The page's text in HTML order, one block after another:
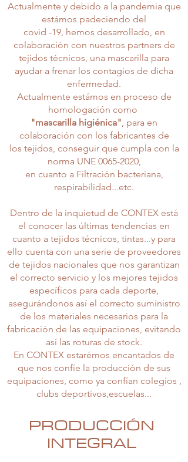
Actualmente y debido a la pandemia que
estámos padeciendo del
covid -19, hemos desarrollado, en
colaboración con nuestros partners de
tejidos técnicos, una mascarilla para
ayudar a frenar los contagios de dicha
enfermedad.
Actualmente estámos en proceso de
homologación como
"mascarilla higiénica", para en
colaboración con los fabricantes de
los tejidos, conseguir que cumpla con la
norma UNE 0065-2020,
en cuanto a Filtración bacteriana,
respirabilidad...etc.
Dentro de la inquietud de CONTEX está
el conocer las últimas tendencias en
cuanto a tejidos técnicos, tintas...y para
ello cuenta con una serie de proveedores
de tejidos nacionales que nos garantizan
el correcto servicio y los mejores tejidos
específicos para cada deporte,
asegurándonos así el correcto suministro
de los materiales necesarios para la
fabricación de las equipaciones, evitando
así las roturas de stock.
En CONTEX estarémos encantados de
que nos confíe la producción de sus
equipaciones, como ya confían colegios ,
clubs deportivos,escuelas...
PRODUCCIÓN
INTEGRAL